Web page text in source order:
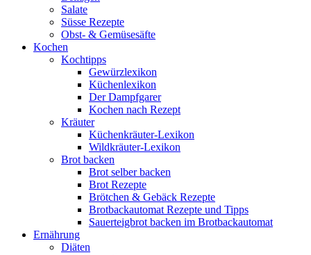
Salate
Süsse Rezepte
Obst- & Gemüsesäfte
Kochen
Kochtipps
Gewürzlexikon
Küchenlexikon
Der Dampfgarer
Kochen nach Rezept
Kräuter
Küchenkräuter-Lexikon
Wildkräuter-Lexikon
Brot backen
Brot selber backen
Brot Rezepte
Brötchen & Gebäck Rezepte
Brotbackautomat Rezepte und Tipps
Sauerteigbrot backen im Brotbackautomat
Ernährung
Diäten